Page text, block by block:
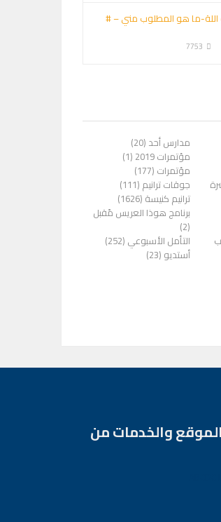
اللة-ما هو المطلوب مني – #
7753
مدارس أحد (20)
مؤتمرات 2019 (1)
مؤتمرات (177)
جوقات ترانيم (111)
ترانيم كنيسة (1626)
برنامج هوذا العريس مًقبل
(2)
التأمل الأسبوعي (252)
أستديو (23)
والخدمات من